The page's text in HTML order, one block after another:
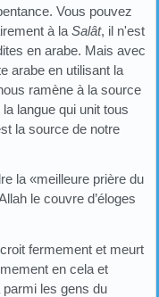
Vous pouvez
à la Salât, il n'est
en arabe. Mais avec
arabe en utilisant la
ramène à la source
langue qui unit tous
la source de notre
la «meilleure prière du
le couvre d’éloges
fermement et meurt
en cela et
les gens du